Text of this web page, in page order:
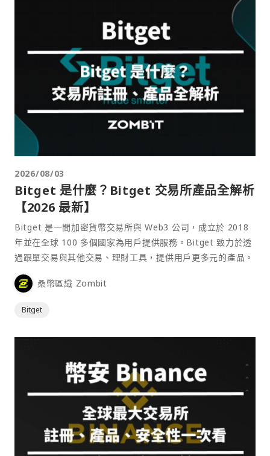
2026/08/03
Bitget 是什麼？Bitget 交易所產品全解析
【2026 最新】
Bitget 是一間加密貨幣交易所與 Web3 公司，成立於 2018
年並在全球 100 多個國家為用戶提供服務。Bitget 致力於透
過跟單交易與其他交易、理財工具，提供用戶更多元的產品。
桑幣區識 Zombit
Bitget